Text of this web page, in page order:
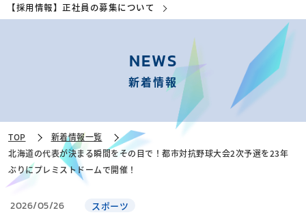
【採用情報】正社員の募集について
NEWS
新着情報
TOP
新着情報一覧
北海道の代表が決まる瞬間をその目で！都市対抗野球大会2次予選を23年
ぶりにプレミストドームで開催！
2026/05/26 スポーツ